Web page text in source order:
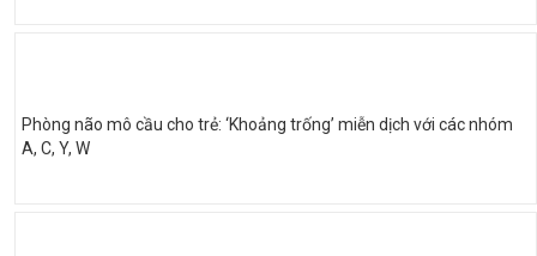
Phòng não mô cầu cho trẻ: ‘Khoảng trống’ miễn dịch với các nhóm
A, C, Y, W